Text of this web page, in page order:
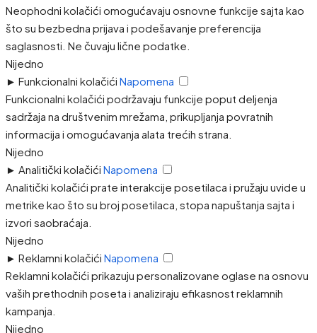
Neophodni kolačići omogućavaju osnovne funkcije sajta kao
što su bezbedna prijava i podešavanje preferencija
saglasnosti. Ne čuvaju lične podatke.
Nijedno
► Funkcionalni kolačići Napomena
Funkcionalni kolačići podržavaju funkcije poput deljenja
sadržaja na društvenim mrežama, prikupljanja povratnih
informacija i omogućavanja alata trećih strana.
Nijedno
► Analitički kolačići Napomena
Analitički kolačići prate interakcije posetilaca i pružaju uvide u
metrike kao što su broj posetilaca, stopa napuštanja sajta i
izvori saobraćaja.
Nijedno
► Reklamni kolačići Napomena
Reklamni kolačići prikazuju personalizovane oglase na osnovu
vaših prethodnih poseta i analiziraju efikasnost reklamnih
kampanja.
Nijedno